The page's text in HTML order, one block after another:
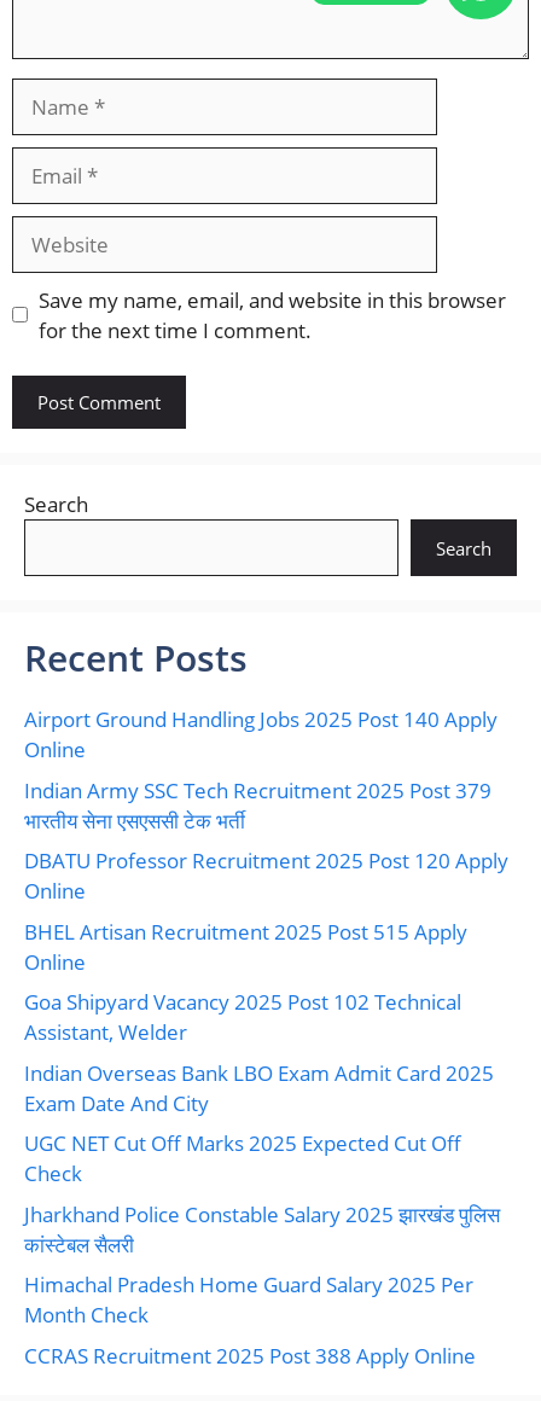
Website
Save my name, email, and website in this browser
for the next time I comment.
Search
Search
Recent Posts
Airport Ground Handling Jobs 2025 Post 140 Apply
Online
Indian Army SSC Tech Recruitment 2025 Post 379
भारतीय सेना एसएससी टेक भर्ती
DBATU Professor Recruitment 2025 Post 120 Apply
Online
BHEL Artisan Recruitment 2025 Post 515 Apply
Online
Goa Shipyard Vacancy 2025 Post 102 Technical
Assistant, Welder
Indian Overseas Bank LBO Exam Admit Card 2025
Exam Date And City
UGC NET Cut Off Marks 2025 Expected Cut Off
Check
Jharkhand Police Constable Salary 2025 झारखंड पुलिस
कांस्टेबल सैलरी
Himachal Pradesh Home Guard Salary 2025 Per
Month Check
CCRAS Recruitment 2025 Post 388 Apply Online